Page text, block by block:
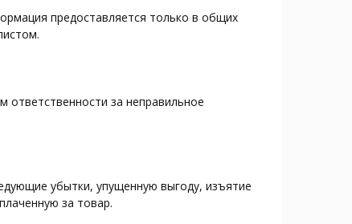
предоставляется только в общих
ответственности за неправильное
убытки, упущенную выгоду, изъятие
за товар.